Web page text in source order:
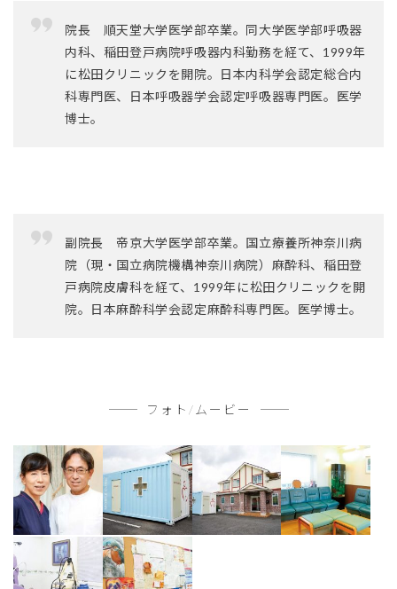
院長 順天堂大学医学部卒業。同大学医学部呼吸器
内科、稲田登戸病院呼吸器内科勤務を経て、1999年
に松田クリニックを開院。日本内科学会認定総合内
科専門医、日本呼吸器学会認定呼吸器専門医。医学
博士。
副院長 帝京大学医学部卒業。国立療養所神奈川病
院（現・国立病院機構神奈川病院）麻酔科、稲田登
戸病院皮膚科を経て、1999年に松田クリニックを開
院。日本麻酔科学会認定麻酔科専門医。医学博士。
フォト/ムービー